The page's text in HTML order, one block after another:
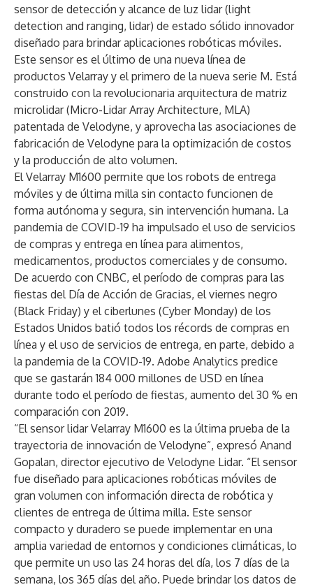
sensor de detección y alcance de luz lidar (light
detection and ranging, lidar) de estado sólido innovador
diseñado para brindar aplicaciones robóticas móviles.
Este sensor es el último de una nueva línea de
productos Velarray y el primero de la nueva serie M. Está
construido con la revolucionaria arquitectura de matriz
microlidar (Micro-Lidar Array Architecture, MLA)
patentada de Velodyne, y aprovecha las asociaciones de
fabricación de Velodyne para la optimización de costos
y la producción de alto volumen.
El Velarray M1600 permite que los robots de entrega
móviles y de última milla sin contacto funcionen de
forma autónoma y segura, sin intervención humana. La
pandemia de COVID-19 ha impulsado el uso de servicios
de compras y entrega en línea para alimentos,
medicamentos, productos comerciales y de consumo.
De acuerdo con CNBC, el período de compras para las
fiestas del Día de Acción de Gracias, el viernes negro
(Black Friday) y el ciberlunes (Cyber Monday) de los
Estados Unidos batió todos los récords de compras en
línea y el uso de servicios de entrega, en parte, debido a
la pandemia de la COVID-19. Adobe Analytics predice
que se gastarán 184 000 millones de USD en línea
durante todo el período de fiestas, aumento del 30 % en
comparación con 2019.
“El sensor lidar Velarray M1600 es la última prueba de la
trayectoria de innovación de Velodyne”, expresó Anand
Gopalan, director ejecutivo de Velodyne Lidar. “El sensor
fue diseñado para aplicaciones robóticas móviles de
gran volumen con información directa de robótica y
clientes de entrega de última milla. Este sensor
compacto y duradero se puede implementar en una
amplia variedad de entornos y condiciones climáticas, lo
que permite un uso las 24 horas del día, los 7 días de la
semana, los 365 días del año. Puede brindar los datos de